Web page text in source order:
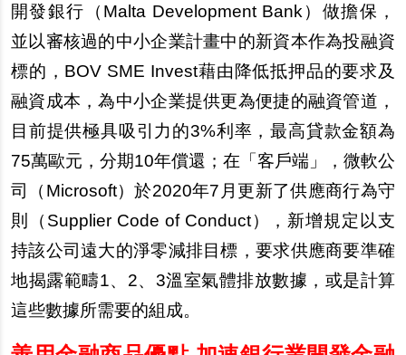
開發銀行（Malta Development Bank）做擔保，
並以審核過的中小企業計畫中的新資本作為投融資
標的，BOV SME Invest藉由降低抵押品的要求及
融資成本，為中小企業提供更為便捷的融資管道，
目前提供極具吸引力的3%利率，最高貸款金額為
75萬歐元，分期10年償還；在「客戶端」，微軟公
司（Microsoft）於2020年7月更新了供應商行為守
則（Supplier Code of Conduct），新增規定以支
持該公司遠大的淨零減排目標，要求供應商要準確
地揭露範疇1、2、3溫室氣體排放數據，或是計算
這些數據所需要的組成。